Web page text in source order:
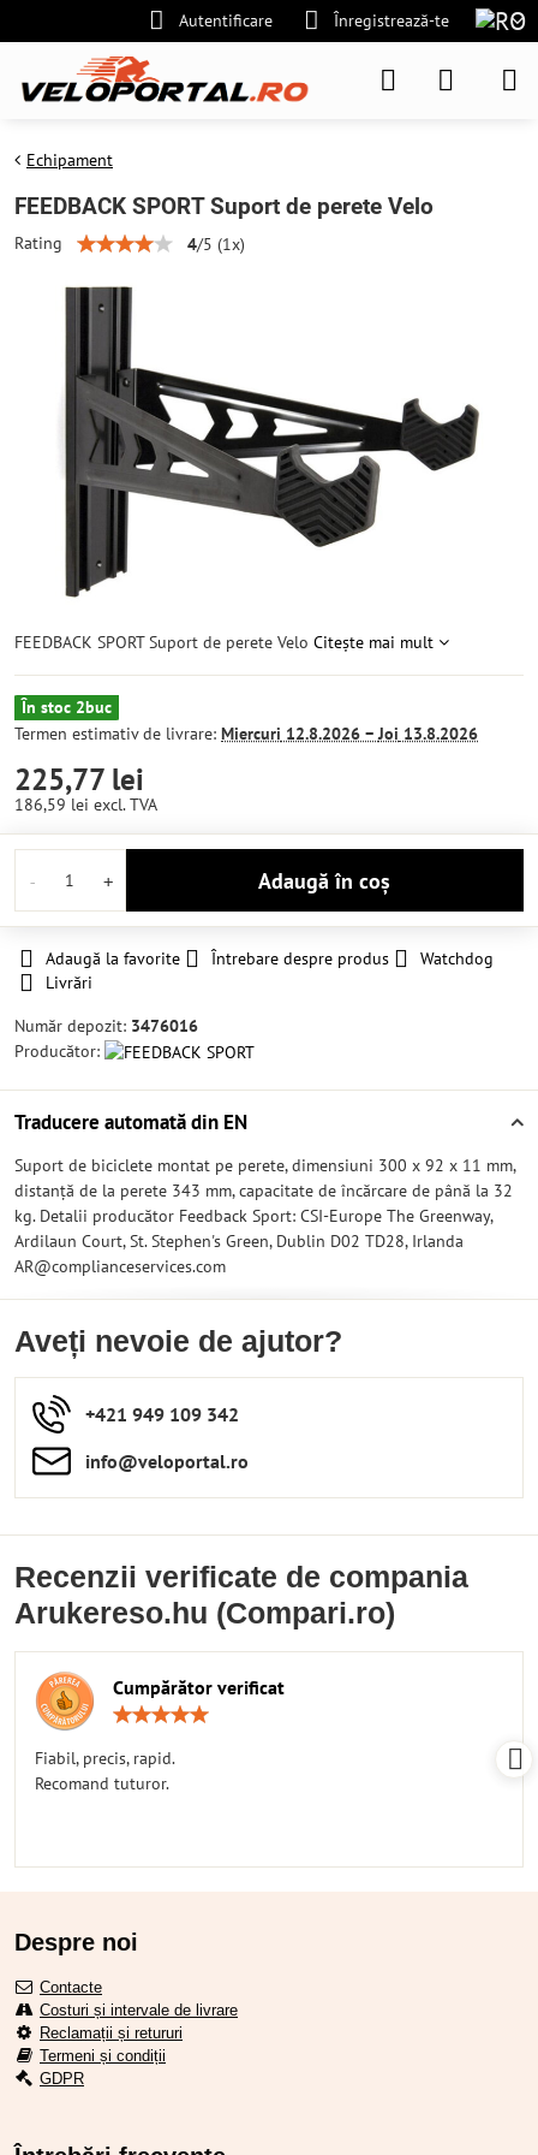
Autentificare Înregistrează-te
Echipament
FEEDBACK SPORT Suport de perete Velo
Rating 4/5 (1x)
FEEDBACK SPORT Suport de perete Velo Citește mai mult
În stoc 2buc
Termen estimativ de livrare: Miercuri 12.8.2026 −Joi 13.8.2026
225,77 lei
186,59 lei excl. TVA
Adaugă în coș
Adaugă la favorite Întrebare despre produs
Watchdog
Livrări
Număr depozit: 3476016
Producător:
Traducere automată din EN
Suport de biciclete montat pe perete, dimensiuni 300 x 92 x 11 mm,
distanță de la perete 343 mm, capacitate de încărcare de până la 32
kg. Detalii producător Feedback Sport: CSI-Europe The Greenway,
Ardilaun Court, St. Stephen's Green, Dublin D02 TD28, Irlanda
AR@complianceservices.com
Aveți nevoie de ajutor?
+421 949 109 342
info​​@veloportal​.ro
Recenzii verificate de compania
Arukereso.hu (Compari.ro)
Cumpărător verificat
Fiabil, precis, rapid.
Recomand tuturor.
Despre noi
Contacte
Costuri și intervale de livrare
Reclamații și retururi
Termeni și condiții
GDPR